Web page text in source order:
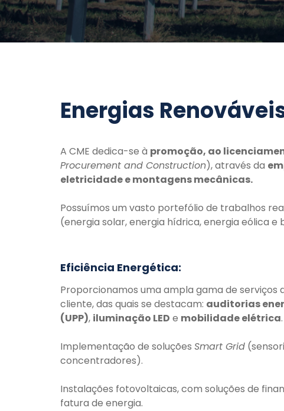
Energias
A CME dedica-se à promoção, ao
Procurement and Construction), através da
eletricidade e montagens mecânicas.
Possuímos um vasto portefólio de trabalhos
(energia solar, energia hídrica, energia eólica
Eficiência Energética:
Proporcionamos uma ampla gama de serviços
cliente, das quais se destacam: auditorias
(UPP), iluminação LED e mobilidade elétrica.
Implementação de soluções Smart Grid
concentradores).
Instalações fotovoltaicas, com soluções de
fatura de energia.